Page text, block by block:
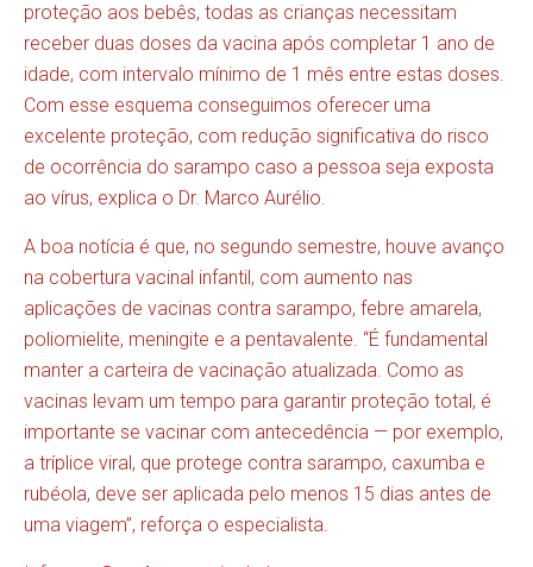
proteção aos bebês, todas as crianças necessitam
receber duas doses da vacina após completar 1 ano de
idade, com intervalo mínimo de 1 mês entre estas doses.
Com esse esquema conseguimos oferecer uma
excelente proteção, com redução significativa do risco
de ocorrência do sarampo caso a pessoa seja exposta
ao vírus, explica o Dr. Marco Aurélio.
A boa notícia é que, no segundo semestre, houve avanço
na cobertura vacinal infantil, com aumento nas
aplicações de vacinas contra sarampo, febre amarela,
poliomielite, meningite e a pentavalente. “É fundamental
manter a carteira de vacinação atualizada. Como as
vacinas levam um tempo para garantir proteção total, é
importante se vacinar com antecedência — por exemplo,
a tríplice viral, que protege contra sarampo, caxumba e
rubéola, deve ser aplicada pelo menos 15 dias antes de
uma viagem”, reforça o especialista.